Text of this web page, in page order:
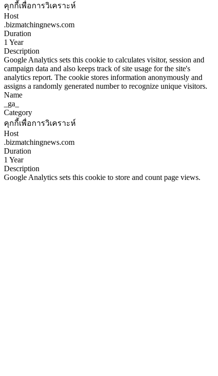
คุกกี้เพื่อการวิเคราะห์
Host
.bizmatchingnews.com
Duration
1 Year
Description
Google Analytics sets this cookie to calculates visitor, session and
campaign data and also keeps track of site usage for the site's
analytics report. The cookie stores information anonymously and
assigns a randomly generated number to recognize unique visitors.
Name
_ga_
Category
คุกกี้เพื่อการวิเคราะห์
Host
.bizmatchingnews.com
Duration
1 Year
Description
Google Analytics sets this cookie to store and count page views.